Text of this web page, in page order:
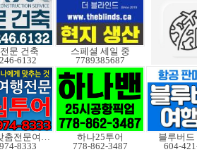
문 건축
6132
스페셜 세일 중
7789385687
고품격 맞춤전문여행사
8333
하나25투어
778-862-3487
블루버드
604-